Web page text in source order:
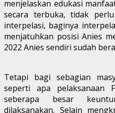
menjelaskan edukasi
secara terbuka, tidak
interpelasi, baginya
menjatuhkan posisi Anies
2022 Anies sendiri sudah
Tetapi bagi sebagian
seperti apa
seberapa besar
dilaksanakan. Selain